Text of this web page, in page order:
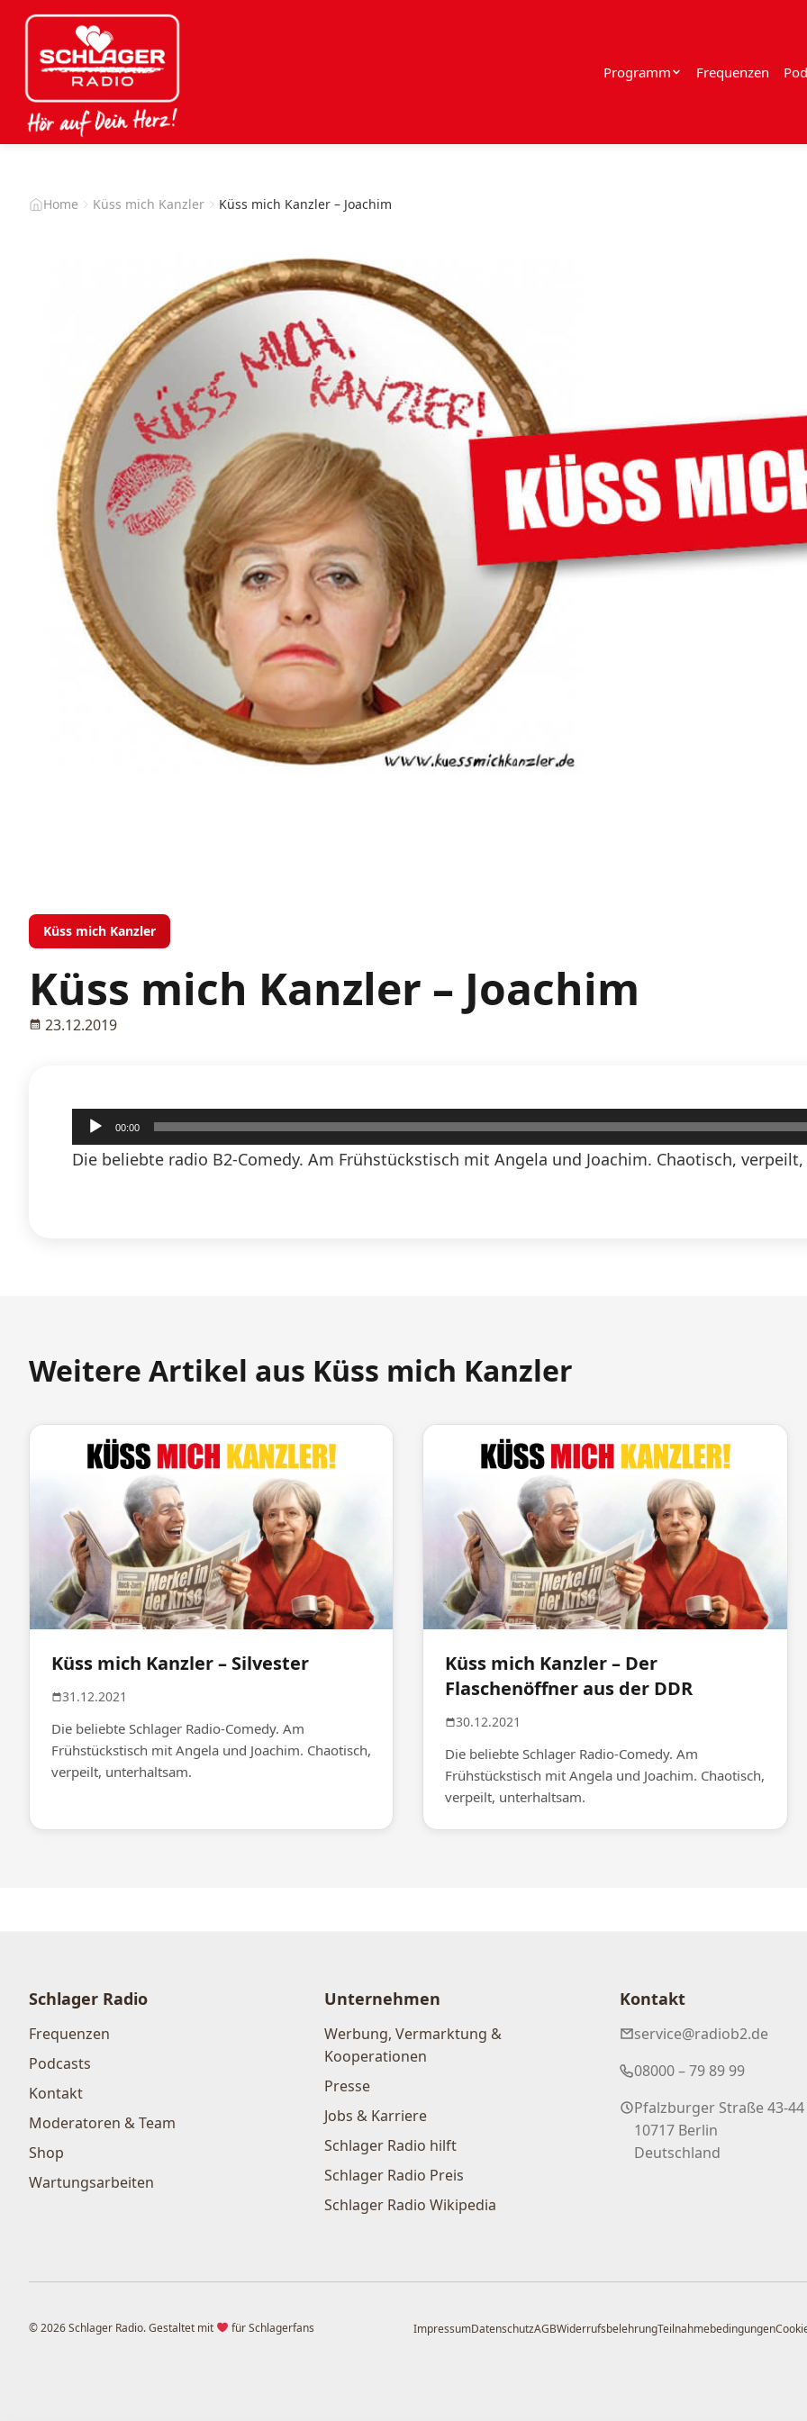
Programm Frequenzen
Home Küss mich Kanzler Küss mich Kanzler – Joachim
Küss mich Kanzler
Küss mich Kanzler – Joachim
23.12.2019
Audio-
Player
00:00
Die beliebte radio B2-Comedy. Am Frühstückstisch mit Angela und Joachim. Chaotisch,
Weitere Artikel aus Küss mich Kanzler
Küss mich Kanzler – Silvester
31.12.2021
Die beliebte Schlager Radio-Comedy. Am
Frühstückstisch mit Angela und Joachim. Chaotisch,
verpeilt, unterhaltsam.
Küss mich Kanzler – Der
Flaschenöffner aus der DDR
30.12.2021
Die beliebte Schlager Radio-Comedy. Am
Frühstückstisch mit Angela und Joachim. Chaotisch,
verpeilt, unterhaltsam.
Schlager Radio
Frequenzen
Podcasts
Kontakt
Moderatoren & Team
Shop
Wartungsarbeiten
Unternehmen
Werbung, Vermarktung &
Kooperationen
Presse
Jobs & Karriere
Schlager Radio hilft
Schlager Radio Preis
Schlager Radio Wikipedia
Kontakt
service@radiob2.de
08000 – 79 89 99
Pfalzburger Straße 43-44
10717 Berlin
Deutschland
© 2026 Schlager Radio. Gestaltet mit für Schlagerfans ImpressumDatenschutzAGBWiderrufsbelehrungTeilnahmebedingungen